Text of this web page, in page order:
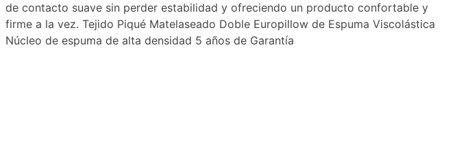
de contacto suave sin perder estabilidad y ofreciendo un producto confortable y
firme a la vez. Tejido Piqué Matelaseado Doble Europillow de Espuma Viscolástica
Núcleo de espuma de alta densidad 5 años de Garantía